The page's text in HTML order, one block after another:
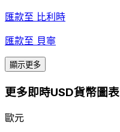
匯款至 比利時
匯款至 貝寧
顯示更多
更多即時USD貨幣圖表
歐元